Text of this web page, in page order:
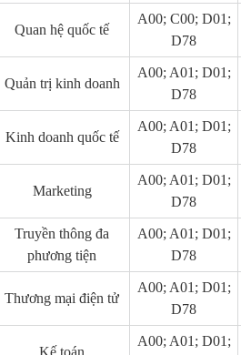
Quan hệ quốc tế
A00; C00; D01;
D78
Quản trị kinh doanh
A00; A01; D01;
D78
Kinh doanh quốc tế
A00; A01; D01;
D78
Marketing
A00; A01; D01;
D78
Truyền thông đa
phương tiện
A00; A01; D01;
D78
Thương mại điện tử
A00; A01; D01;
D78
A00; A01; D01;